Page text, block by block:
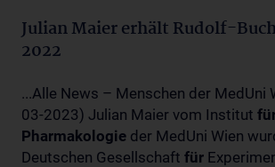
Julian Maier erhält Rudolf-
2022
...Alle News – Menschen der MedUni
03-2023) Julian Maier vom Institut
Pharmakologie der MedUni Wien
Deutschen Gesellschaft für